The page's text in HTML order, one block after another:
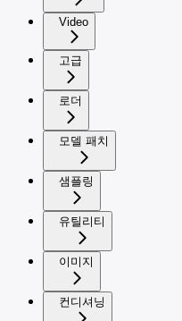
Video
고급
로더
모델 패치
샘플링
유틸리티
이미지
컨디셔닝